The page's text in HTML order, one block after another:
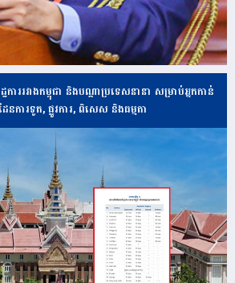
ាររវាងកម្ពុជា និងបណ្ដាប្រទេសនានា សម្រាប់អ្នកកាន់
នការទូត, ផ្លូវការ, ពិសេស និងធម្មតា